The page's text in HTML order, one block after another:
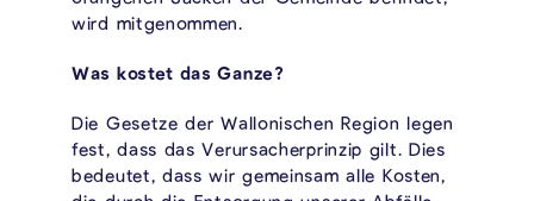
wird mitgenommen.
Was kostet das Ganze?
Die Gesetze der Wallonischen Region legen
fest, dass das Verursacherprinzip gilt. Dies
bedeutet, dass wir gemeinsam alle Kosten,